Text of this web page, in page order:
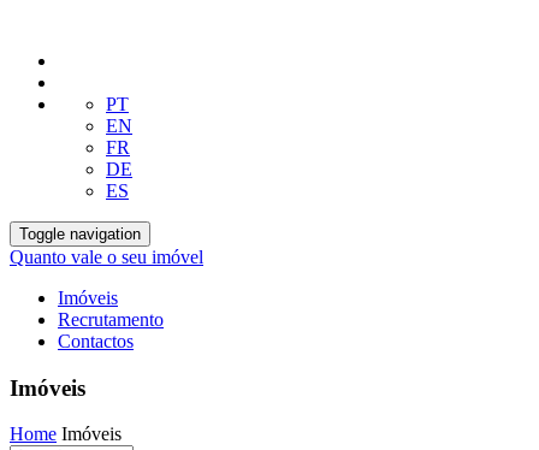
PT
EN
FR
DE
ES
Toggle navigation
Quanto vale o seu imóvel
Imóveis
Recrutamento
Contactos
Imóveis
Home Imóveis